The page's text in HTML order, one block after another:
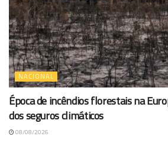
NACIONAL
Época de incêndios florestais na
dos seguros climáticos
08/08/2026